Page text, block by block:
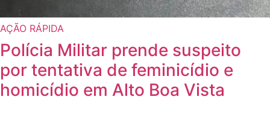
AÇÃO RÁPIDA
Polícia Militar prende suspeito
por tentativa de feminicídio e
homicídio em Alto Boa Vista